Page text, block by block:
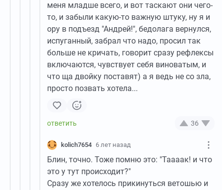
меня младше всего, и вот таскают они чего-
то, и забыли какую-то важную штуку, ну я и
ору в подъезд "Андрей!", бедолага вернулся,
испуганный, забрал что надо, просил так
больше не кричать, говорит сразу рефлексы
включаются, чувствует себя виноватым, и
что ща двойку поставят) а я ведь не со зла,
просто позвать хотела...
36
kolich7654 6 лет назад
Блин, точно. Тоже помню это: "Таааак! и что
это у тут происходит?"
Сразу же хотелось прикинуться ветошью и